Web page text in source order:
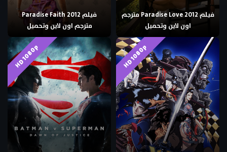
فيلم Paradise Love 2012 مترجم
اون لاين وتحميل
فيلم Paradise Faith 2012
مترجم اون لاين وتحميل
HD 1080p
HD 1080p